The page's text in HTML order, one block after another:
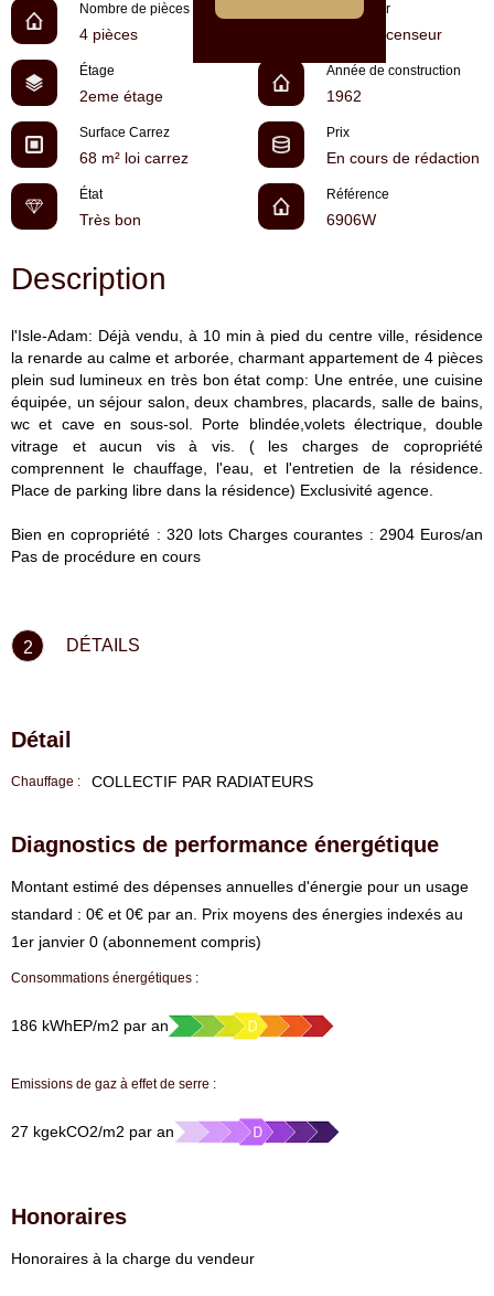
Nombre de pièces
4 pièces
Ascenseur
Pas d'ascenseur
Étage
2eme étage
Année de construction
1962
Surface Carrez
68 m² loi carrez
Prix
En cours de rédaction
État
Très bon
Référence
6906W
Description
l'Isle-Adam: Déjà vendu, à 10 min à pied du centre ville, résidence
la renarde au calme et arborée, charmant appartement de 4 pièces
plein sud lumineux en très bon état comp: Une entrée, une cuisine
équipée, un séjour salon, deux chambres, placards, salle de bains,
wc et cave en sous-sol. Porte blindée,volets électrique, double
vitrage et aucun vis à vis. ( les charges de copropriété
comprennent le chauffage, l'eau, et l'entretien de la résidence.
Place de parking libre dans la résidence) Exclusivité agence.
Bien en copropriété : 320 lots Charges courantes : 2904 Euros/an
Pas de procédure en cours
2 DÉTAILS
Détail
Chauffage : COLLECTIF PAR RADIATEURS
Diagnostics de performance énergétique
⁠Montant estimé des dépenses annuelles d'énergie pour un usage
standard : 0€ et 0€ par an. Prix moyens des énergies indexés au
1er janvier 0 (abonnement compris)
Consommations énergétiques :
186 kWhEP/m2 par an
Emissions de gaz à effet de serre :
27 kgekCO2/m2 par an
Honoraires
Honoraires à la charge du vendeur